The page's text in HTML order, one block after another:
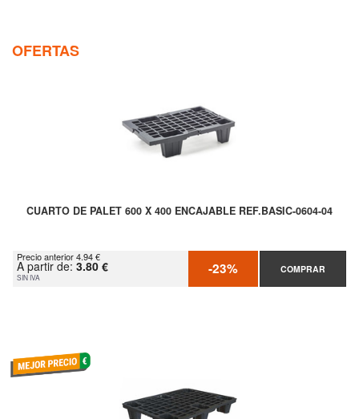
OFERTAS
CUARTO DE PALET 600 X 400 ENCAJABLE REF.BASIC-0604-04
Precio anterior 4.94 €
A partir de: 3.80 €
SIN IVA -23% COMPRAR